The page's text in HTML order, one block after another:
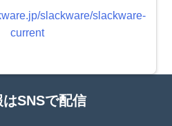
slackware/slackware-
current
SNSで配信